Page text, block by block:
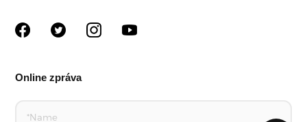
Online zpráva